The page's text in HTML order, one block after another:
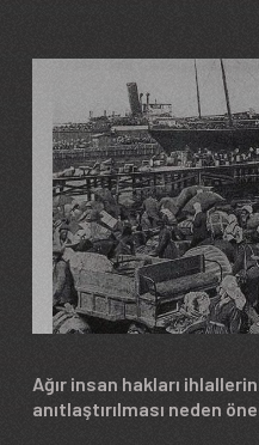
Ağır insan hakları
anıtlaştırılması neden